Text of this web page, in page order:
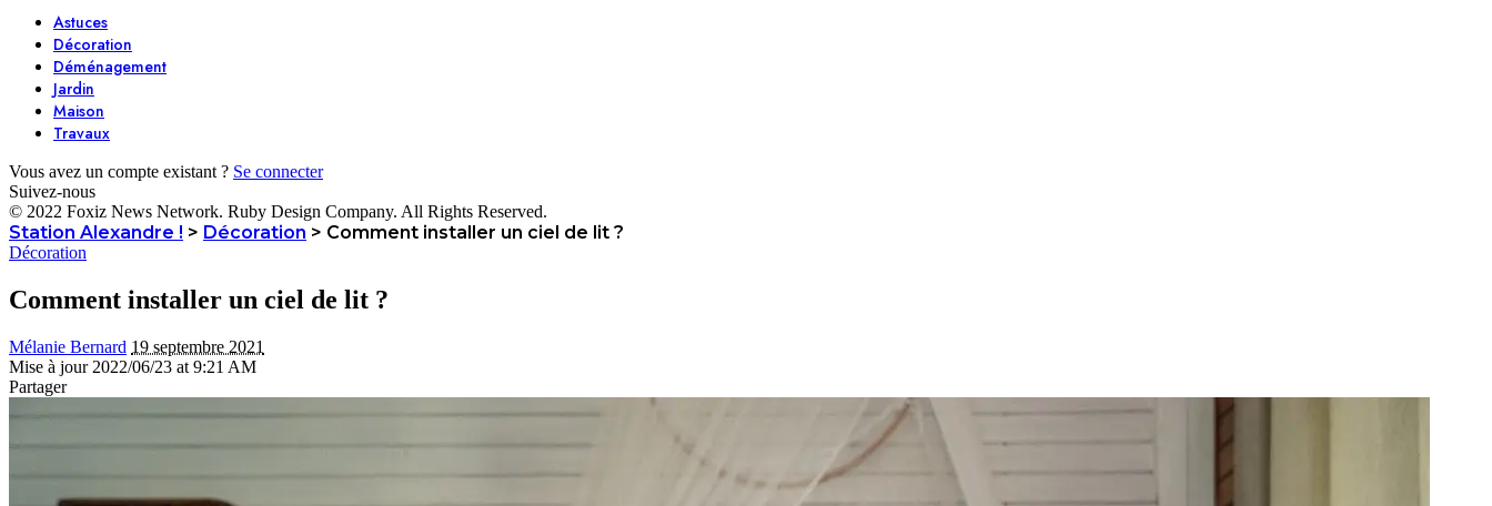
Astuces
Décoration
Déménagement
Jardin
Maison
Travaux
Vous avez un compte existant ? Se connecter
Suivez-nous
© 2022 Foxiz News Network. Ruby Design Company. All Rights Reserved.
Station Alexandre ! > Décoration > Comment installer un ciel de lit ?
Décoration
Comment installer un ciel de lit ?
Mélanie Bernard 19 septembre 2021
Mise à jour 2022/06/23 at 9:21 AM
Partager